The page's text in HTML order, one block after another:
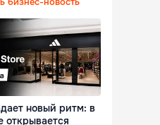
новый ритм: в
открывается